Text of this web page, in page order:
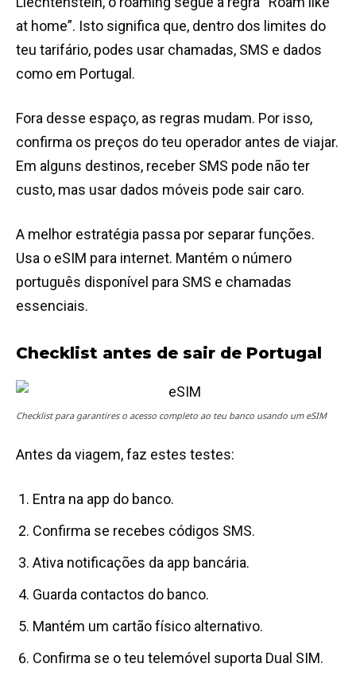
at home”. Isto significa que, dentro dos limites do
teu tarifário, podes usar chamadas, SMS e dados
como em Portugal.
Fora desse espaço, as regras mudam. Por isso,
confirma os preços do teu operador antes de viajar.
Em alguns destinos, receber SMS pode não ter
custo, mas usar dados móveis pode sair caro.
A melhor estratégia passa por separar funções.
Usa o eSIM para internet. Mantém o número
português disponível para SMS e chamadas
essenciais.
Checklist antes de sair de Portugal
Checklist para garantires o acesso completo ao teu banco usando um eSIM
Antes da viagem, faz estes testes:
Entra na app do banco.
Confirma se recebes códigos SMS.
Ativa notificações da app bancária.
Guarda contactos do banco.
Mantém um cartão físico alternativo.
Confirma se o teu telemóvel suporta Dual SIM.